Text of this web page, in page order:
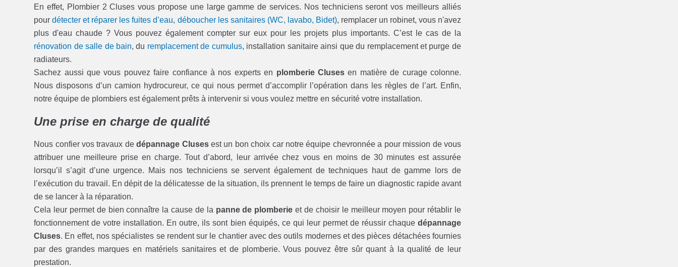
En effet, Plombier 2 Cluses vous propose une large gamme de services. Nos techniciens seront vos meilleurs alliés
pourdétecter et réparer les fuites d’eau, déboucher les sanitaires (WC, lavabo, Bidet), remplacer un robinet, vous n'avez
plus d'eau chaude ? Vous pouvez également compter sur eux pour les projets plus importants. C’est le cas de la
rénovation de salle de bain, du remplacement de cumulus, installation sanitaire ainsi que du remplacement et purge de
radiateurs.
Sachez aussi que vous pouvez faire confiance à nos experts en plomberie Clusesen matière de curage colonne.
Nous disposons d’un camion hydrocureur, ce qui nous permet d’accomplir l’opération dans les règles de l’art. Enfin,
notre équipe de plombiers est également prêts à intervenir si vous voulez mettre en sécurité votre installation.
Une prise en charge de qualité
Nous confier vos travaux dedépannage Clusesest un bon choix car notre équipe chevronnée a pour mission de vous
attribuer une meilleure prise en charge. Tout d’abord, leur arrivée chez vous en moins de 30 minutes est assurée
lorsqu’il s’agit d’une urgence. Mais nos techniciens se servent également de techniques haut de gamme lors de
l’exécution du travail. En dépit de la délicatesse de la situation, ils prennent le temps de faire un diagnostic rapide avant
de se lancer à la réparation.
Cela leur permet de bien connaître la cause de la panne de plomberie et de choisir le meilleur moyen pour rétablir le
fonctionnement de votre installation. En outre, ils sont bien équipés, ce qui leur permet de réussir chaque dépannage
Cluses. En effet, nos spécialistes se rendent sur le chantier avec des outils modernes et des pièces détachées fournies
par des grandes marques en matériels sanitaires et de plomberie. Vous pouvez être sûr quant à la qualité de leur
prestation.